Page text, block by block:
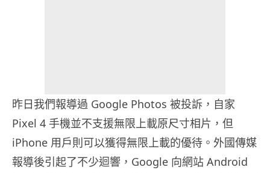
昨日我們報導過 Google Photos 被投訴，自家
Pixel 4 手機並不支援無限上載原尺寸相片，但
iPhone 用戶則可以獲得無限上載的優待。外國傳媒
報導後引起了不少迴響，Google 向網站 Android